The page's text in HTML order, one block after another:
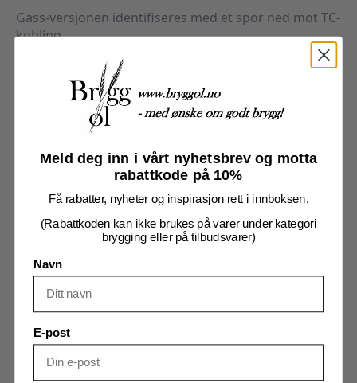
Gass-versjonen identifiseres med et spor ned mot TC-
kobling
2 på lager
Legg I Handlekurv
Produktnummer:7712688
Kategorier:Brewtools tilbehør,Brygging, Koblinger
Tilleggsinformasjon Omtaler (0)
Tilleggsinformasjon
Vekt 0,500 kg
Merker Brewtools
Meld deg inn i vårt nyhetsbrev og motta
rabattkode på 10%
Få rabatter, nyheter og inspirasjon rett i innboksen.
(Rabattkoden kan ikke brukes på varer under kategori
brygging eller på tilbudsvarer)
Navn
E-post